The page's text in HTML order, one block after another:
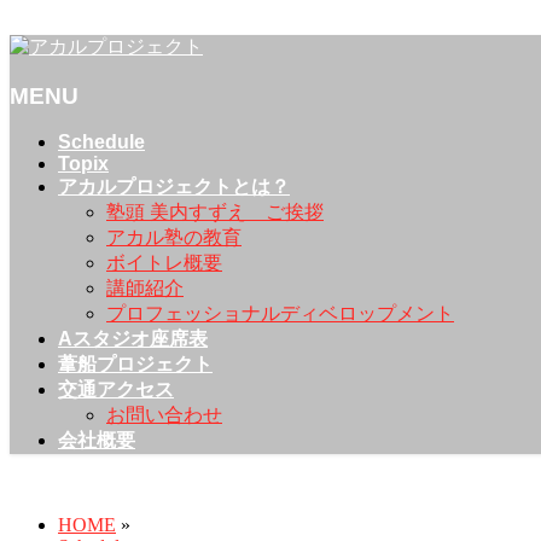
MENU
Schedule
Topix
アカルプロジェクトとは？
塾頭 美内すずえ ご挨拶
アカル塾の教育
ボイトレ概要
講師紹介
プロフェッショナルディベロップメント
Aスタジオ座席表
葦船プロジェクト
交通アクセス
お問い合わせ
会社概要
HOME »